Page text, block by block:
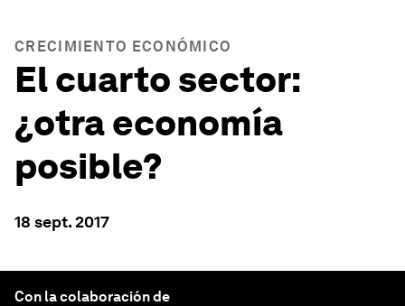
CRECIMIENTO ECONÓMICO
El cuarto sector:
¿otra economía
posible?
18 sept. 2017
Con la colaboración de